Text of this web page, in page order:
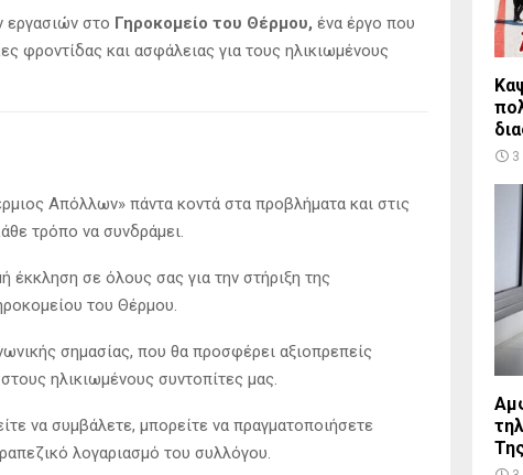
εργασιών στο Γηροκομείο του Θέρμου, ένα έργο που
φροντίδας και ασφάλειας για τους ηλικιωμένους
Απόλλων» πάντα κοντά στα προβλήματα και στις
τρόπο να συνδράμει.
έκκληση σε όλους σας για την στήριξη της
του Θέρμου.
σημασίας, που θα προσφέρει αξιοπρεπείς
ηλικιωμένους συντοπίτες μας.
να συμβάλετε, μπορείτε να πραγματοποιήσετε
λογαριασμό του συλλόγου.
3